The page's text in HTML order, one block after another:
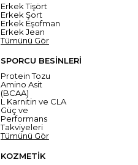
Erkek Tişört
Erkek Şort
Erkek Eşofman
Erkek Jean
Tümünü Gör
SPORCU BESİNLERİ
Protein Tozu
Amino Asit
(BCAA)
L Karnitin ve CLA
Güç ve
Performans
Takviyeleri
Tümünü Gör
KOZMETİK